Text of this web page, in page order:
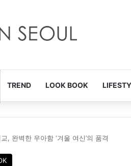
TREND LOOK BOOK
, 완벽한 우아함 ‘겨울 여신’의 품격